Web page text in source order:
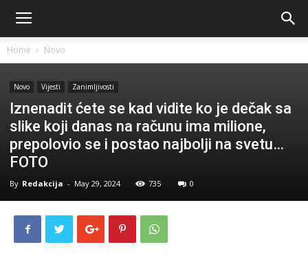
Home Novo
Novo Vijesti Zanimljivosti
Iznenadit ćete se kad vidite ko je dečak sa
slike koji danas na računu ima milione,
prepolovio se i postao najbolji na svetu…
FOTO
By Redakcija - May 29, 2024 735 0